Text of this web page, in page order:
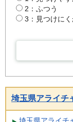
2：ふつう
3：見つけに
埼玉県アライチ